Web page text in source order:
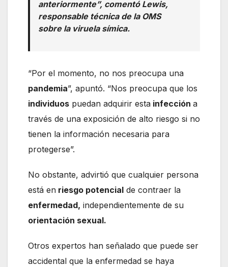
anteriormente”, comentó Lewis,
responsable técnica de la OMS
sobre la viruela símica.
“Por el momento, no nos preocupa una
pandemia”, apuntó. “Nos preocupa que los
individuos puedan adquirir esta infección a
través de una exposición de alto riesgo si no
tienen la información necesaria para
protegerse”.
No obstante, advirtió que cualquier persona
está en riesgo potencial de contraer la
enfermedad, independientemente de su
orientación sexual.
Otros expertos han señalado que puede ser
accidental que la enfermedad se haya